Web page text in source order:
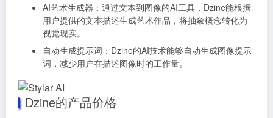
AI艺术生成器：通过文本到图像的AI工具，Dzine能根据
用户提供的文本描述生成艺术作品，将抽象概念转化为
视觉现实。
自动生成提示词：Dzine的AI技术能够自动生成图像提示
词，减少用户在描述图像时的工作量。
Dzine的产品价格